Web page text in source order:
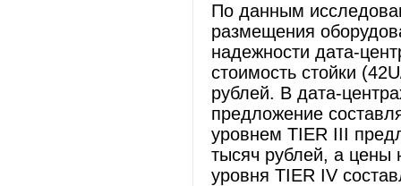
По данным
размещения
надежности дата-
стоимость стойки
рублей. В дата-
предложение
уровнем TIER III
тысяч рублей, а цены
уровня TIER IV